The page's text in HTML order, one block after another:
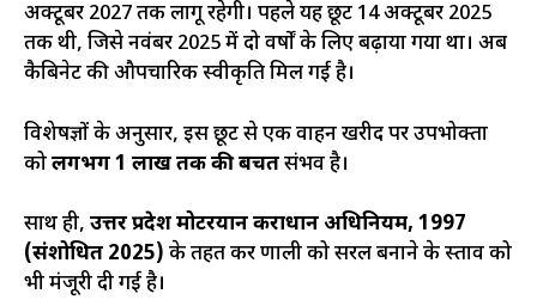
अक्टूबर 2027 तक लागू रहेगी। पहले यह छूट 14 अक्टूबर 2025
तक थी, जिसे नवंबर 2025 में दो वर्षों के लिए बढ़ाया गया था। अब
कैबिनेट की औपचारिक स्वीकृति मिल गई है।
विशेषज्ञों के अनुसार, इस छूट से एक वाहन खरीद पर उपभोक्ता
कोलगभग ₹1 लाख तक की बचतसंभव है।
साथ ही, उत्तर प्रदेश मोटरयान कराधान अधिनियम, 1997
(संशोधित 2025) के तहत कर प्रणाली को सरल बनाने के प्रस्ताव को
भी मंजूरी दी गई है।